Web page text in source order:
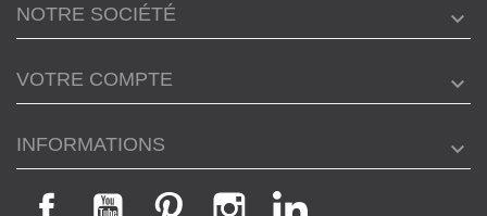
NOTRE SOCIÉTÉ
VOTRE COMPTE
INFORMATIONS